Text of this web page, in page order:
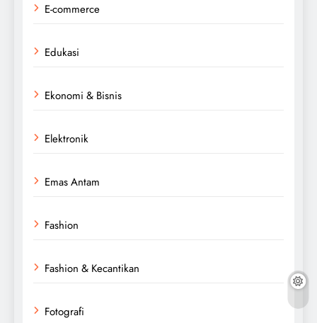
E-commerce
Edukasi
Ekonomi & Bisnis
Elektronik
Emas Antam
Fashion
Fashion & Kecantikan
Fotografi